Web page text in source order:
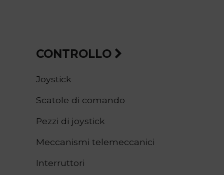
CONTROLLO
Joystick
Scatole di comando
Pezzi di joystick
Meccanismi telemeccanici
Interruttori